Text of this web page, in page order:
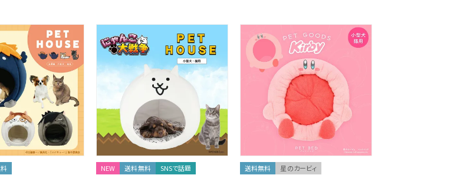
NEW 送料無料 SNSで話題 送料無料 星のカービィ